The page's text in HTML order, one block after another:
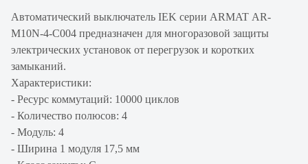
Автоматический выключатель IEK серии ARMAT AR-
M10N-4-C004 предназначен для многоразовой защиты
электрических установок от перегрузок и коротких
замыканий.
Характеристики:
- Ресурс коммутаций: 10000 циклов
- Количество полюсов: 4
- Модуль: 4
- Ширина 1 модуля 17,5 мм